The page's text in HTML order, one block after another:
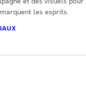
et des visuels pour
les esprits.